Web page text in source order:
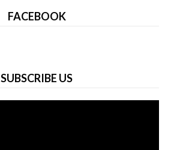
FACEBOOK
SUBSCRIBE US